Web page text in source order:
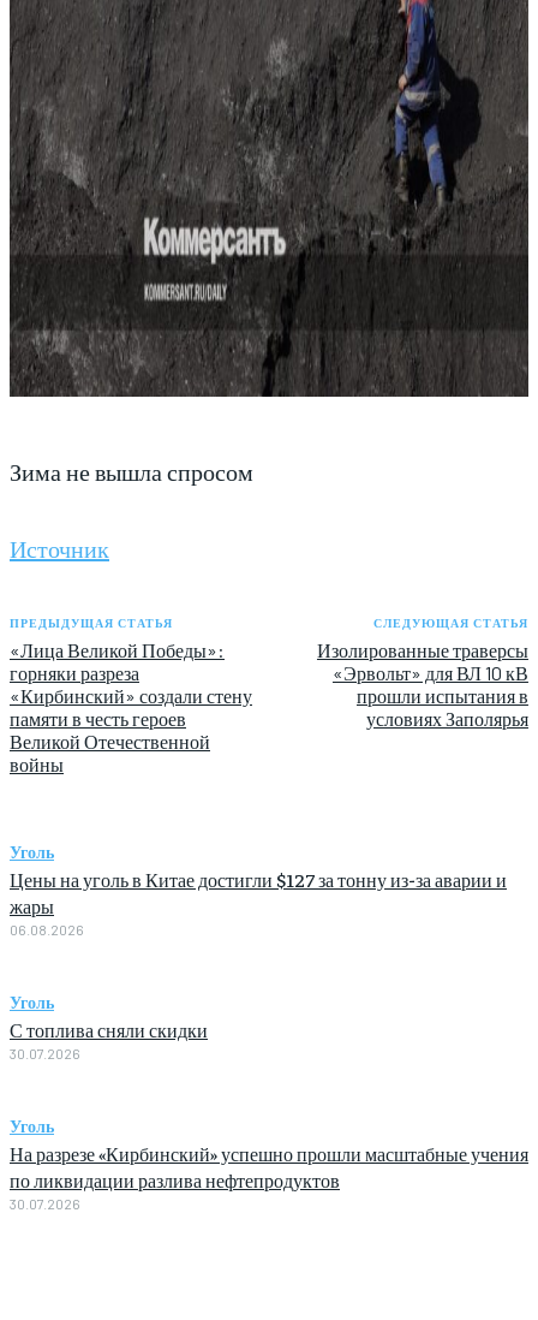
Зима не вышла спросом
Источник
ПРЕДЫДУЩАЯ СТАТЬЯ
«Лица Великой Победы»:
горняки разреза
«Кирбинский» создали стену
памяти в честь героев
Великой Отечественной
войны
СЛЕДУЮЩАЯ СТАТЬЯ
Изолированные траверсы
«Эрвольт» для ВЛ 10 кВ
прошли испытания в
условиях Заполярья
Уголь
Цены на уголь в Китае достигли $127 за тонну из-за аварии и
жары
06.08.2026
Уголь
С топлива сняли скидки
30.07.2026
Уголь
На разрезе «Кирбинский» успешно прошли масштабные учения
по ликвидации разлива нефтепродуктов
30.07.2026